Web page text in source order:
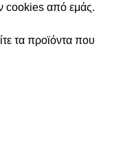
τα προϊόντα που
cookies από εμάς.